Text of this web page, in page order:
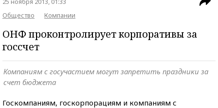
Общество
Компании
ОНФ проконтролирует корпоративы за
госсчет
Компаниям с госучастием могут запретить праздники за
счет бюджета
Госкомпаниям, госкорпорациям и компаниям с